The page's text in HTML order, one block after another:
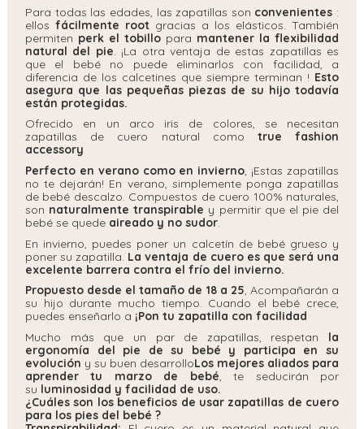
Para todas las edades, las zapatillas son convenientes :
ellos fácilmente root gracias a los elásticos. También
permiten perk el tobillo para mantener la flexibilidad
natural del pie. ¡La otra ventaja de estas zapatillas es
que el bebé no puede eliminarlos con facilidad, a
diferencia de los calcetines que siempre terminan ! Esto
asegura que las pequeñas piezas de su hijo todavía
están protegidas.
Ofrecido en un arco iris de colores, se necesitan
zapatillas de cuero natural como
true fashion
accessory
Perfecto en verano como en invierno, ¡Estas zapatillas
no te dejarán! En verano, simplemente ponga zapatillas
de bebé descalzo. Compuestos de cuero 100% naturales,
son naturalmente transpirable y permitir que el pie del
bebé se quede aireado y no sudor.
En invierno, puedes poner un calcetín de bebé grueso y
poner su zapatilla. La ventaja de cuero es que será una
excelente barrera contra el frío del invierno.
Propuesto desde el tamaño de 18 a 25, Acompañarán a
su hijo durante mucho tiempo. Cuando el bebé crece,
puedes enseñarlo a ¡Pon tu zapatilla con facilidad
Mucho más que un par de zapatillas, respetan
la
ergonomía del pie de su bebé y participa en su
evolución y su buen desarrolloLos mejores aliados para
aprender tu marzo de bebé, te seducirán por
su luminosidad y facilidad de uso.
¿Cuáles son los beneficios de usar zapatillas de cuero
para los pies del bebé ?